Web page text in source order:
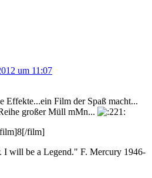
um 11:07
Effekte...ein Film der Spaß macht...
großer Müll mMn...
I will be a Legend." F. Mercury 1946-